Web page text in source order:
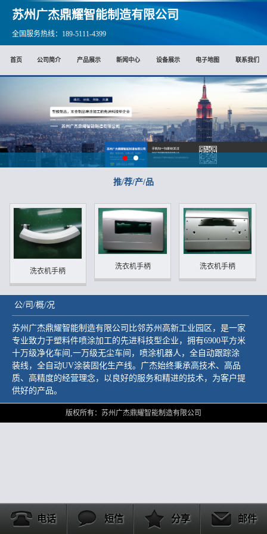
苏州广杰鼎耀智能制造有限公司
全国服务热线：189-5111-4399
首页 公司简介 产品展示 新闻中心 设备展示 电子地图 联系我们
推/荐/产/品
洗衣机手柄
洗衣机手柄 洗衣机手柄
公/司/概/况
苏州广杰鼎耀智能制造有限公司比邻苏州高新工业园区，是一家
专业致力于塑料件喷涂加工的先进科技型企业，拥有6900平方米
十万级净化车间,一万级无尘车间，喷涂机器人，全自动跟踪涂
装线，全自动UV涂装固化生产线。广杰始终秉承高技术、高品
质、高精度的经营理念，以良好的服务和精进的技术，为客户提
供好的产品。
版权所有：苏州广杰鼎耀智能制造有限公司
电话 短信 分享 邮件